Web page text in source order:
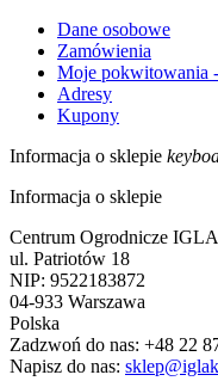
Dane osobowe
Zamówienia
Moje pokwitowania
Adresy
Kupony
Informacja o sklepie
Informacja o sklepie
Centrum Ogrodnicze
ul. Patriotów 18
NIP: 9522183872
04-933 Warszawa
Polska
Zadzwoń do nas: +48 22
Napisz do nas: